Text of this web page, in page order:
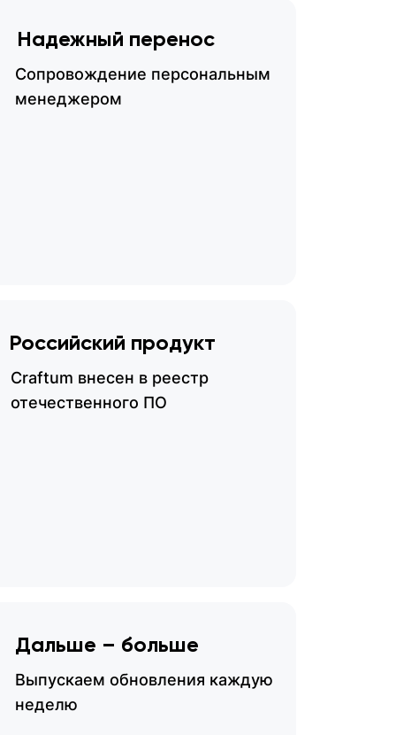
Сопровождение персональным
менеджером
Дальше – больше
Российский продукт
Craftum внесен в реестр
отечественного ПО
Надежный перенос
Выпускаем обновления каждую
неделю